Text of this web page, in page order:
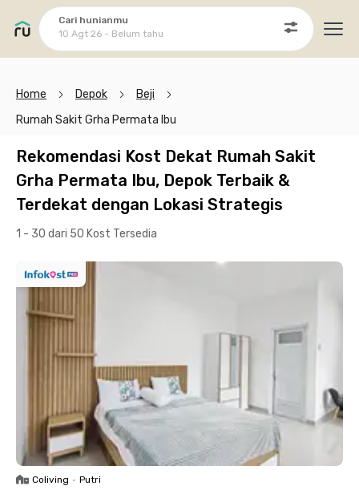
Cari hunianmu
10 Agt 26 - Belum tahu
Home Depok
Beji
Rumah Sakit Grha Permata Ibu
Rekomendasi Kost Dekat Rumah Sakit
Grha Permata Ibu, Depok Terbaik &
Terdekat dengan Lokasi Strategis
1 - 30 dari 50 Kost Tersedia
Coliving • Putri